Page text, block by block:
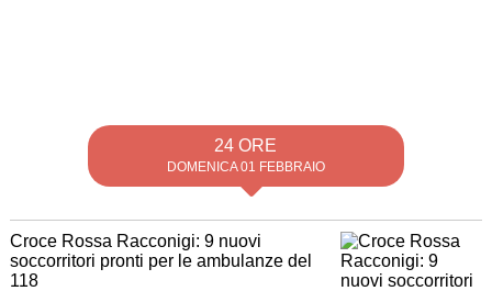
24 ORE
DOMENICA 01 FEBBRAIO
Croce Rossa Racconigi: 9 nuovi
soccorritori pronti per le ambulanze del
118